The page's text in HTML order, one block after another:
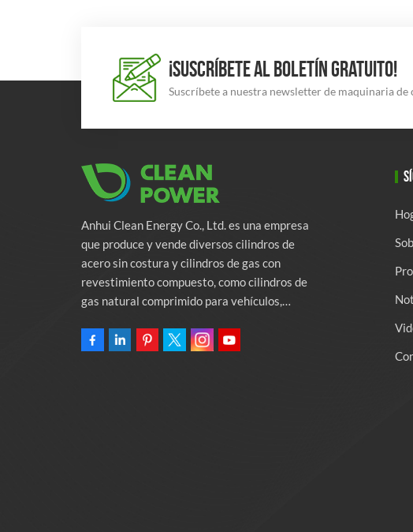
¡SUSCRÍBETE AL BOLETÍN GRATUITO!
Suscríbete a nuestra newsletter de maquinaria
Anhui Clean Energy Co., Ltd. es una empresa
que produce y vende diversos cilindros de
acero sin costura y cilindros de gas con
revestimiento compuesto, como cilindros de
gas natural comprimido para vehículos,
incendios. La empresa se compromete a